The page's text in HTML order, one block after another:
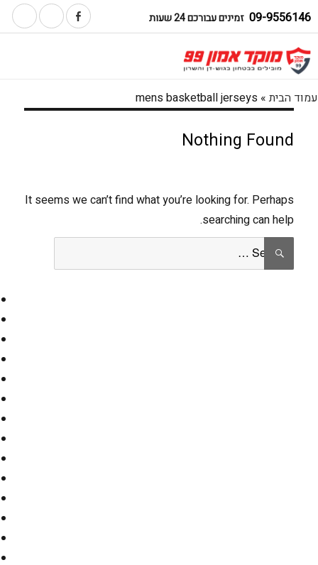
09-9556146 זמינים עבורכם 24 שעות
עמוד הבית»
mens basketball jerseys
Nothing Found
It seems we can’t find what you’re looking for. Perhaps
searching can help.
Search
for:
SEARCH